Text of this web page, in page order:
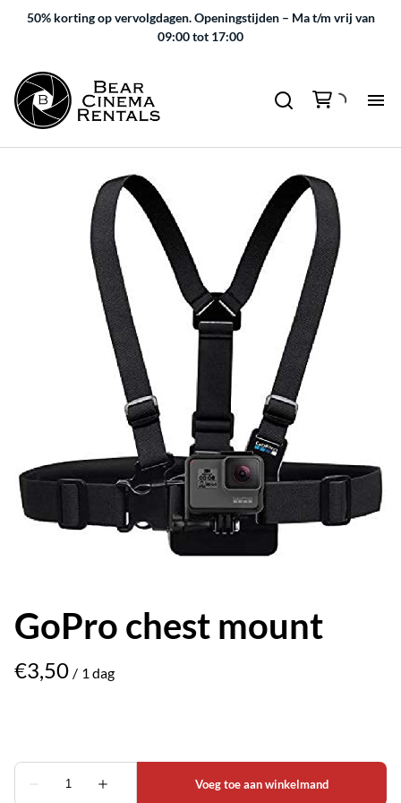
50% korting op vervolgdagen. Openingstijden – Ma t/m vrij van
09:00 tot 17:00
GoPro chest mount
/